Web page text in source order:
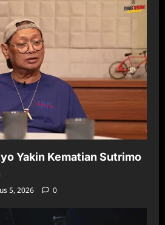
Yakin Kematian Sutrimo
5, 2026 0